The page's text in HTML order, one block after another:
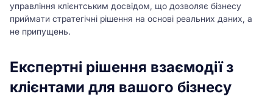
управління клієнтським досвідом, що дозволяє бізнесу
приймати стратегічні рішення на основі реальних даних, а
не припущень.
Експертні рішення взаємодії з
клієнтами для вашого бізнесу